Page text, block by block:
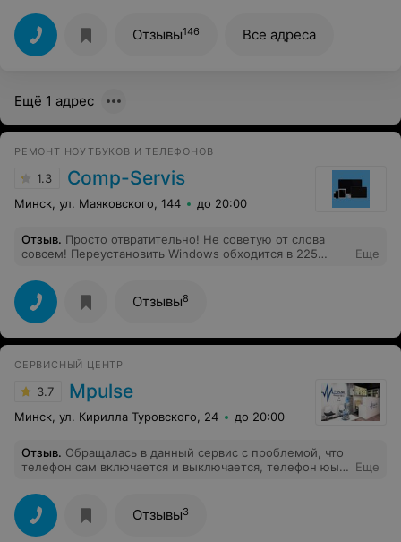
Отзывы146 Все адреса
Ещё 1 адрес
РЕМОНТ НОУТБУКОВ И ТЕЛЕФОНОВ
1.3 Comp-Servis
Минск, ул. Маяковского, 144 до 20:00
Отзыв. Просто отвратительно! Не советую от слова
совсем! Переустановить Windows обходится в 225
данную контору
Еще
Отзывы8
СЕРВИСНЫЙ ЦЕНТР
3.7 Mpulse
Минск, ул. Кирилла Туровского, 24 до 20:00
Отзыв. Обращалась в данный сервис с проблемой, что
телефон сам включается и выключается, телефон юыл
телефон с таким экраном как на фото и сказали: «ну
так получилось, это не наша вина». Даже взяли деньги
за свою «работу». Не рекомендую данный сервис
Еще
Отзывы3